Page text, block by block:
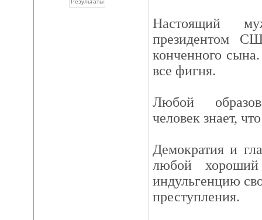
Настоящий
президентом
конченного
все фигня.
Любой
человек знает,
Демократия и
любой
индульгенцию
преступления.